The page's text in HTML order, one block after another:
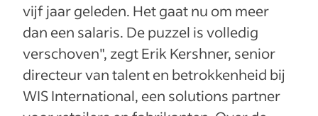
vijf jaar geleden. Het gaat nu om meer
dan een salaris. De puzzel is volledig
verschoven", zegt Erik Kershner, senior
directeur van talent en betrokkenheid bij
WIS International, een solutions partner